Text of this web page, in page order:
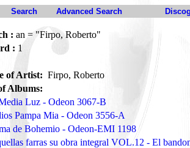
Search Advanced Search
: an = "Firpo, Roberto"
: 1
of Artist: Firpo, Roberto
Albums:
Luz - Odeon 3067-B
Pampa Mia - Odeon 3556-A
de Bohemio - Odeon-EMI 1198
farras su obra integral VOL.12 - El